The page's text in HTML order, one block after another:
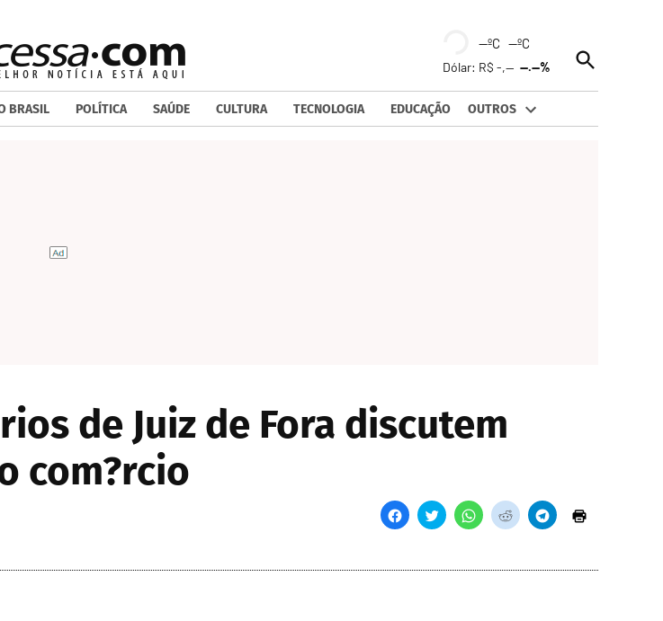
--ºC --ºC
Dólar: R$ -,----.--%
Open
Search
BRASIL POLÍTICA SAÚDE CULTURA TECNOLOGIA EDUCAÇÃO OUTROS
de Juiz de Fora discutem
com?rcio